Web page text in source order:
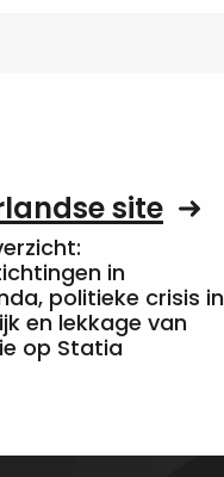
site
in
politieke crisis in
en lekkage van
op Statia